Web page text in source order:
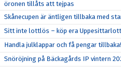
öronen tillåts att tejpas
Skånecupen är äntligen tillbaka med
Sitt inte lottlös – köp era
Handla julklappar och få pengar tillbaka!
Snöröjning på Bäckagårds IP vintern